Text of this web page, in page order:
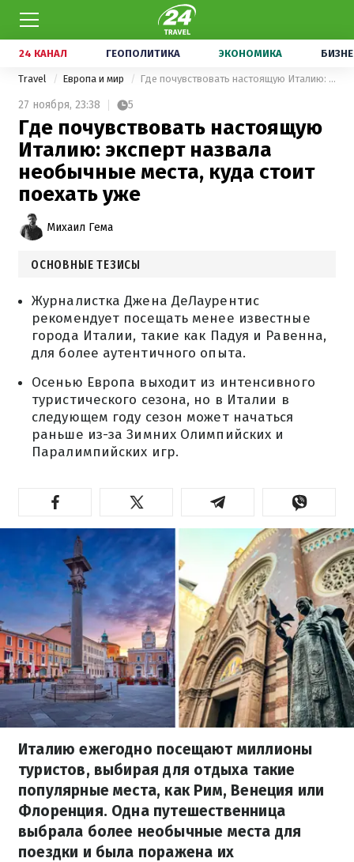
24 КАНАЛ ГЕОПОЛИТИКА ЭКОНОМИКА
Travel Европа и мир Где почувствовать настоящую Италию: эксперт назвала необычные места, куда стоит поехать уже
27 ноября, 23:38 5
Где почувствовать настоящую
Италию: эксперт назвала
необычные места, куда стоит
поехать уже
Михаил Гема
ОСНОВНЫЕ ТЕЗИСЫ
Журналистка Джена ДеЛаурентис
рекомендует посещать менее известные
города Италии, такие как Падуя и Равенна,
для более аутентичного опыта.
Осенью Европа выходит из интенсивного
туристического сезона, но в Италии в
следующем году сезон может начаться
раньше из-за Зимних Олимпийских и
Паралимпийских игр.
Италию ежегодно посещают миллионы
туристов, выбирая для отдыха такие
популярные места, как Рим, Венеция или
Флоренция. Одна путешественница
выбрала более необычные места для
поездки и была поражена их